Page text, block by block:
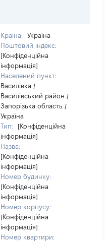
Країна:
Україна
Поштовий індекс:
[Конфіденційна
інформація]
Населений пункт:
Василівка /
Василівський район /
Запорізька область /
Україна
Тип:
[Конфіденційна
інформація]
Назва:
[Конфіденційна
інформація]
Номер будинку:
[Конфіденційна
інформація]
Номер корпусу:
[Конфіденційна
інформація]
Номер квартири: